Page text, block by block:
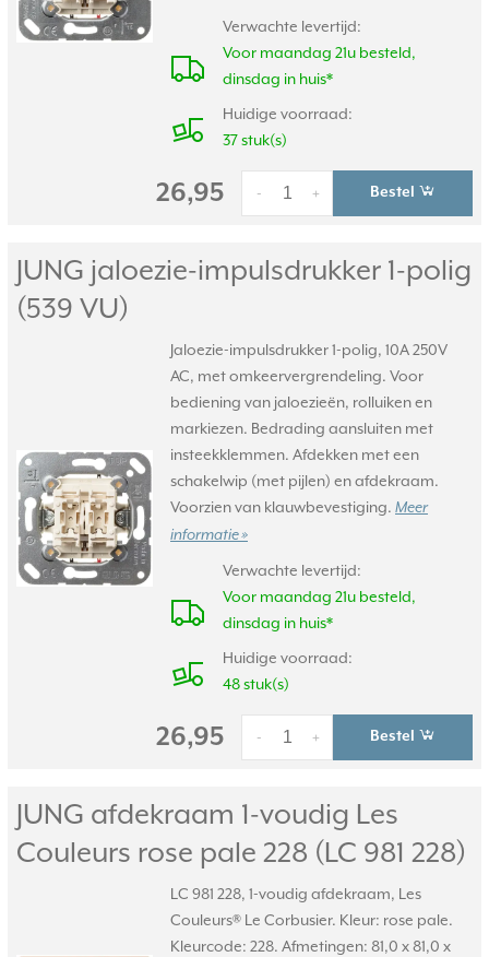
Verwachte levertijd:
Voor maandag 21u besteld,
dinsdag in huis*
Huidige voorraad:
37 stuk(s)
26,95 +
- Bestel
JUNG jaloezie-impulsdrukker 1-polig
(539 VU)
Jaloezie-impulsdrukker 1-polig, 10A 250V
AC, met omkeervergrendeling. Voor
bediening van jaloezieën, rolluiken en
markiezen. Bedrading aansluiten met
insteekklemmen. Afdekken met een
schakelwip (met pijlen) en afdekraam.
Voorzien van klauwbevestiging. Meer
informatie »
Verwachte levertijd:
Voor maandag 21u besteld,
dinsdag in huis*
Huidige voorraad:
48 stuk(s)
26,95 +
- Bestel
JUNG afdekraam 1-voudig Les
Couleurs rose pale 228 (LC 981 228)
LC 981 228, 1-voudig afdekraam, Les
Couleurs® Le Corbusier. Kleur: rose pale.
Kleurcode: 228. Afmetingen: 81,0 x 81,0 x